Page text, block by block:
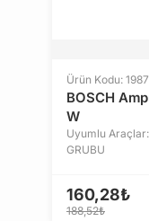
Ürün Kodu:
BOSCH
W
Uyumlu Araçlar:
GRUBU
160,28₺
188,52₺